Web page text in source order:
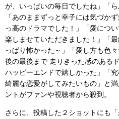
が、いっぱいの毎日でしたね」「
「あのままずっと幸子には気づか
っ高のドラマでした！」「愛につ
楽しませていただきました！」「
っぱり怖かった～」「愛し方も色
後の最後まで 走りきった感のある
ハッピーエンドで嬉しかった」「
綺麗な恋愛がしてみたいもの」と
ントがファンや視聴者から殺到。
さらに、投稿した２ショットにも